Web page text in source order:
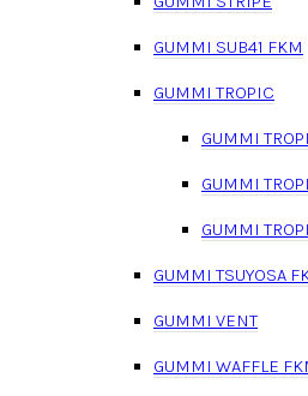
GUMMI SUB41 FKM
GUMMI TROPIC
GUMMI
GUMMI
GUMMI
GUMMI TSUYOSA
GUMMI VENT
GUMMI WAFFLE